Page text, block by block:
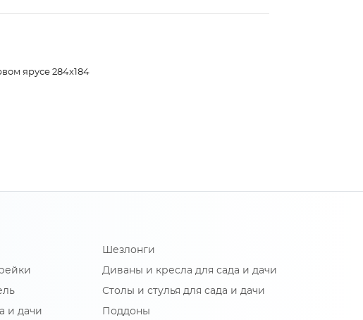
ярусе 284х184
и дачи
Шезлонги
Диваны и кресла для сада и дачи
Столы и стулья для сада и дачи
Поддоны